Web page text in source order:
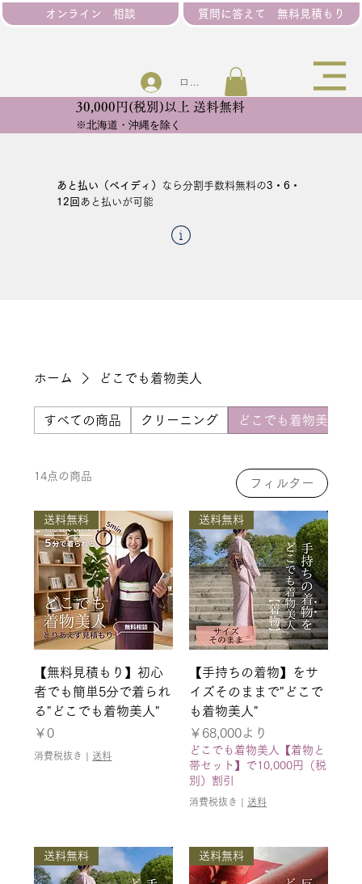
オンライン 相談 質問に答えて 無料見積もり
ログイン
30,000円(税別)以上 送料無料
​※北海道・沖縄を除く
あと払い（ペイディ） なら分割手数料無料の3・6・
12回 あと払いが可能
ホーム どこでも着物美人
すべての商品 クリーニング どこでも着物美人
14点の商品
フィルター
送料無料
【無料見積もり】初心
者でも簡単5分で着られ
る"どこでも着物美人"
価格
￥0
消費税抜き | 送料
送料無料
【手持ちの着物】をサ
イズそのままで"どこで
も着物美人"
￥68,000より
セール価格
どこでも着物美人【着物と
帯セット】で10,000円（税
別）割引
消費税抜き | 送料
送料無料 送料無料